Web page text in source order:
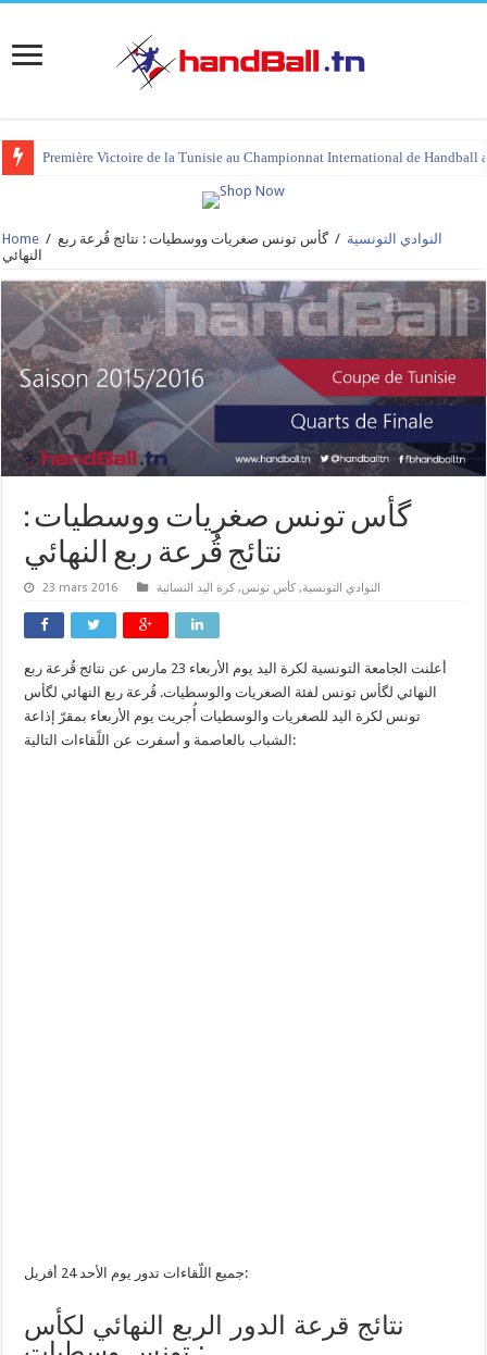
Première Victoire de la Tunisie au Championnat International de Handball
Home / النوادي التونسية / گأس تونس صغريات ووسطيات : نتائج قُرعة ربع
النهائي
گأس تونس صغريات ووسطيات :
نتائج قُرعة ربع النهائي
23 mars 2016 النوادي التونسية, كأس تونس, كرة اليد النسائية
أعلنت الجامعة التونسية لكرة اليد يوم الأربعاء 23 مارس عن نتائج قُرعة ربع
النهائي لگأس تونس لفئة الصغريات والوسطيات. قُرعة ربع النهائي لگأس
تونس لكرة اليد للصغريات والوسطيات أُجريت يوم الأربعاء بمقرّ إذاعة
الشباب بالعاصمة و أسفرت عن اللًقاءات التالية:
جميع اللّقاءات تدور يوم الأحد 24 أفريل:
نتائج قرعة الدور الربع النهائي لكأس